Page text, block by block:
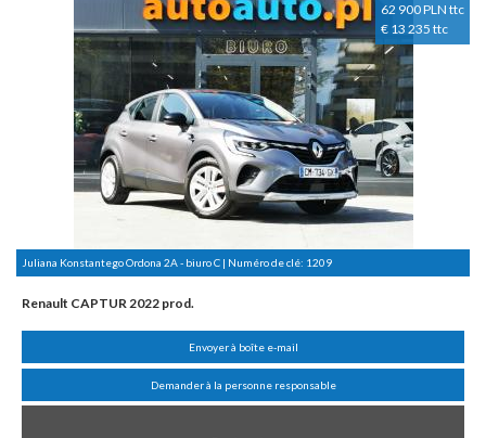
62 900 PLN ttc
€ 13 235 ttc
Juliana Konstantego Ordona 2A - biuro C | Numéro de clé: 1209
Renault CAPTUR 2022 prod.
Envoyer à boîte e-mail
Demander à la personne responsable